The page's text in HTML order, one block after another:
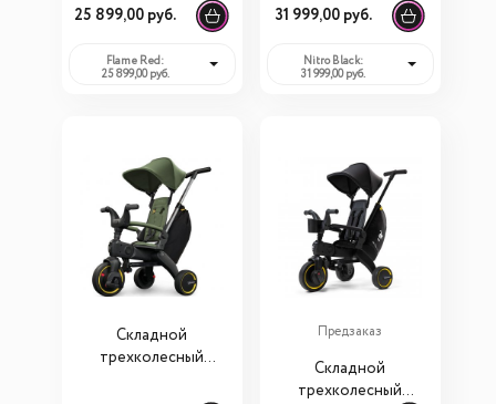
25 899,00 руб.
Flame Red:
25 899,00 руб.
велосипед Doona
31 999,00 руб.
Nitro Black:
31 999,00 руб.
Складной
трехколесный
Предзаказ
Складной
трехколесный